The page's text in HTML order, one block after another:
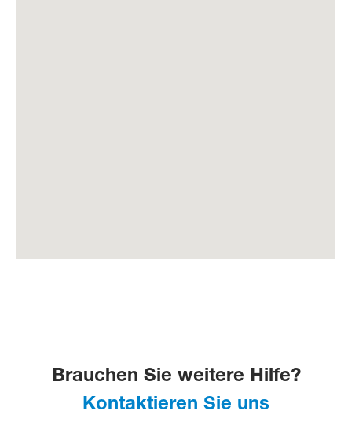
Brauchen Sie weitere Hilfe?
Kontaktieren Sie uns